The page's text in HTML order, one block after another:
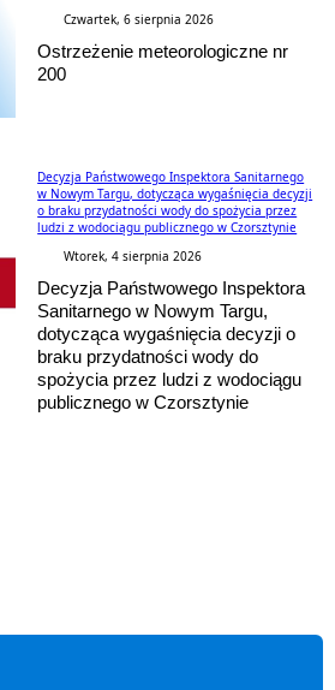
Czwartek, 6 sierpnia 2026
Ostrzeżenie meteorologiczne nr
200
Decyzja Państwowego Inspektora Sanitarnego
w Nowym Targu, dotycząca wygaśnięcia decyzji
o braku przydatności wody do spożycia przez
ludzi z wodociągu publicznego w Czorsztynie
Wtorek, 4 sierpnia 2026
Decyzja Państwowego Inspektora
Sanitarnego w Nowym Targu,
dotycząca wygaśnięcia decyzji o
braku przydatności wody do
spożycia przez ludzi z wodociągu
publicznego w Czorsztynie